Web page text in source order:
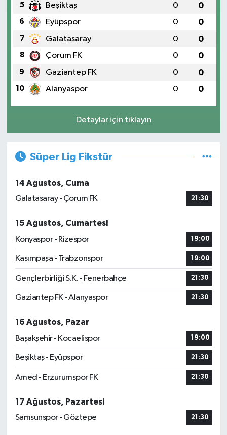
5 Beşiktaş 0 0
6 Eyüpspor 0 0
7 Galatasaray 0 0
8 Çorum FK 0 0
9 Gaziantep FK 0 0
10 Alanyaspor 0 0
Detaylar için tıklayın
Süper Lig Fikstür
14 Ağustos, Cuma
Galatasaray - Çorum FK
21:30
15 Ağustos, Cumartesi
Konyaspor - Rizespor
19:00
Kasımpaşa - Trabzonspor 19:00
Gençlerbirliği S.K. - Fenerbahçe 21:30
Gaziantep FK - Alanyaspor 21:30
16 Ağustos, Pazar
Başakşehir - Kocaelispor
19:00
Beşiktaş - Eyüpspor 21:30
Amed - Erzurumspor FK 21:30
17 Ağustos, Pazartesi
Samsunspor - Göztepe
21:30